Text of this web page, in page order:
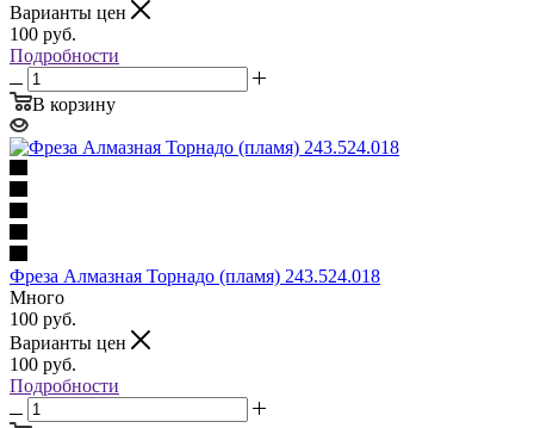
Варианты цен
100 руб.
Подробности
В корзину
Фреза Алмазная Торнадо (пламя) 243.524.018
Много
100 руб.
Варианты цен
100 руб.
Подробности